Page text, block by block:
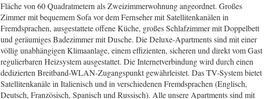
Fläche von 60 Quadratmetern als Zweizimmerwohnung angeordnet. Großes
Zimmer mit bequemem Sofa vor dem Fernseher mit Satellitenkanälen in
Fremdsprachen, ausgestattete offene Küche, großes Schlafzimmer mit Doppelbett
und geräumiges Badezimmer mit Dusche. Die Deluxe-Apartments sind mit einer
völlig unabhängigen Klimaanlage, einem effizienten, sicheren und direkt vom Gast
regulierbaren Heizsystem ausgestattet. Die Internetverbindung wird durch einen
dedizierten Breitband-WLAN-Zugangspunkt gewährleistet. Das TV-System bietet
Satellitenkanäle in Italienisch und in verschiedenen Fremdsprachen (Englisch,
Deutsch, Französisch, Spanisch und Russisch). Alle unsere Apartments sind mit